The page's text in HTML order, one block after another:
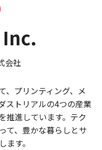
会社
、プリンティング、メ
ストリアルの4つの産業
推進しています。テク
て、豊かな暮らしとサ
す。